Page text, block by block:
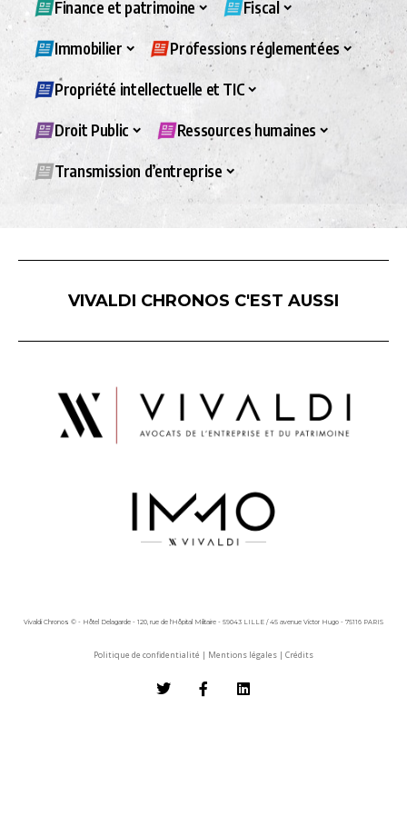
Finance et patrimoine Fiscal
Immobilier Professions réglementées
Propriété intellectuelle et TIC
Droit Public Ressources humaines
Transmission d’entreprise
VIVALDI CHRONOS C'EST AUSSI
Vivaldi Chronos © - Hôtel Delagarde - 120, rue de l'Hôpital Militaire - 59043 LILLE / 45 avenue Victor Hugo - 75116 PARIS
Politique de confidentialité | Mentions légales | Crédits